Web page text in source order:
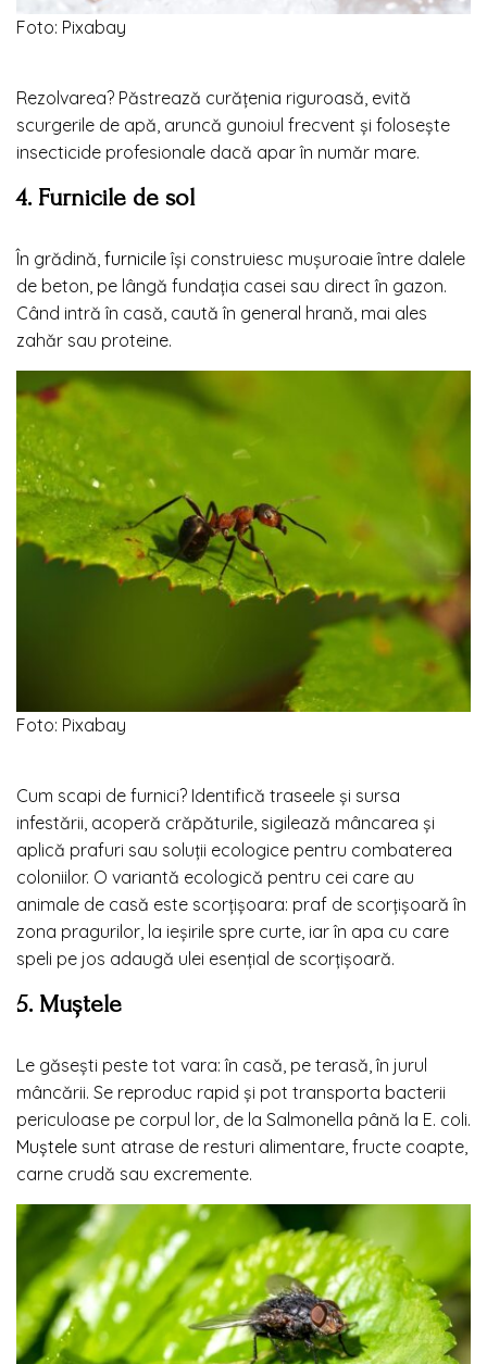
Foto: Pixabay
Rezolvarea? Păstrează curățenia riguroasă, evită
scurgerile de apă, aruncă gunoiul frecvent și folosește
insecticide profesionale dacă apar în număr mare.
4. Furnicile de sol
În grădină, furnicileîși construiesc mușuroaie între dalele
de beton, pe lângă fundația casei sau direct în gazon.
Când intră în casă, caută în general hrană, mai ales
zahăr sau proteine.
Foto: Pixabay
Cum scapi de furnici? Identifică traseele și sursa
infestării, acoperă crăpăturile, sigilează mâncarea și
aplică prafuri sau soluții ecologice pentru combaterea
coloniilor. O variantă ecologică pentru cei care au
animale de casă este scorțișoara: praf de scorțișoară în
zona pragurilor, la ieșirile spre curte, iar în apa cu care
speli pe jos adaugă ulei esențial de scorțișoară.
5. Muștele
Le găsești peste tot vara: în casă, pe terasă, în jurul
mâncării. Se reproduc rapid și pot transporta bacterii
periculoase pe corpul lor, de la Salmonella până la E. coli.
Muștele sunt atrase de resturi alimentare, fructe coapte,
carne crudă sau excremente.